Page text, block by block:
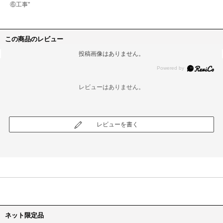
⑥工事"
この商品のレビュー
投稿画像はありません。
レビューはありません。
レビューを書く
ネット限定品